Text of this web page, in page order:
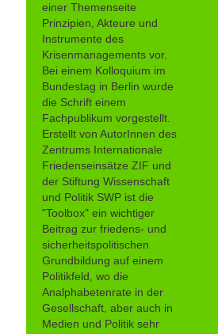
einer Themenseite
Prinzipien, Akteure und
Instrumente des
Krisenmanagements vor.
Bei einem Kolloquium im
Bundestag in Berlin wurde
die Schrift einem
Fachpublikum vorgestellt.
Erstellt von AutorInnen des
Zentrums Internationale
Friedenseinsätze ZIF und
der Stiftung Wissenschaft
und Politik SWP ist die
"Toolbox" ein wichtiger
Beitrag zur friedens- und
sicherheitspolitischen
Grundbildung auf einem
Politikfeld, wo die
Analphabetenrate in der
Gesellschaft, aber auch in
Medien und Politik sehr